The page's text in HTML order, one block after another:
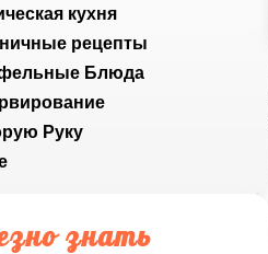
кухня
рецепты
Блюда
Руку
знать